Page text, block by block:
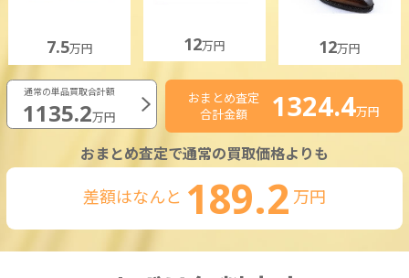
7.5万円 12万円 12万円
通常の単品買取合計額
1135.2万円
おまとめ査定
合計金額
1324.4万円
おまとめ査定で通常の買取価格よりも
差額はなんと 189.2 万円